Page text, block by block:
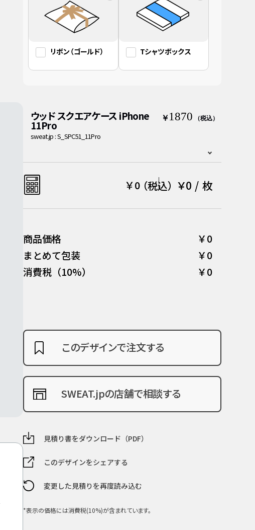
リボン（ゴールド） Tシャツボックス
ウッド スクエアケース iPhone
11Pro
￥1870 （税込）
sweat.jp : S_SPC51_11Pro
￥0（税込）￥0/ 枚
商品価格
￥0
まとめて包装
￥0
消費税（10%）
￥0
このデザインで注文する
SWEAT.jpの店舗で相談する
見積り書をダウンロード（PDF）
このデザインをシェアする
変更した見積りを再度読み込む
*表示の価格には消費税(10%)が含まれています。